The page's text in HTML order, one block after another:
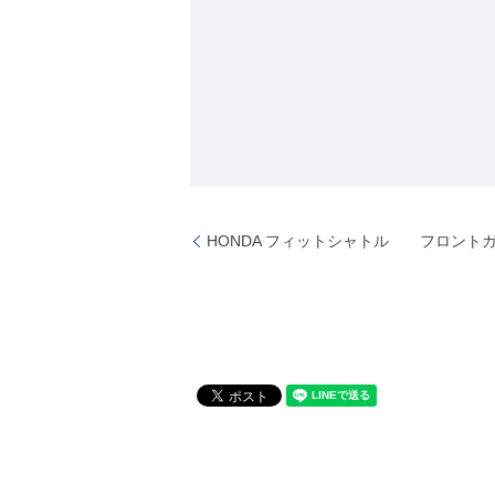
HONDA フィットシャトル フロント